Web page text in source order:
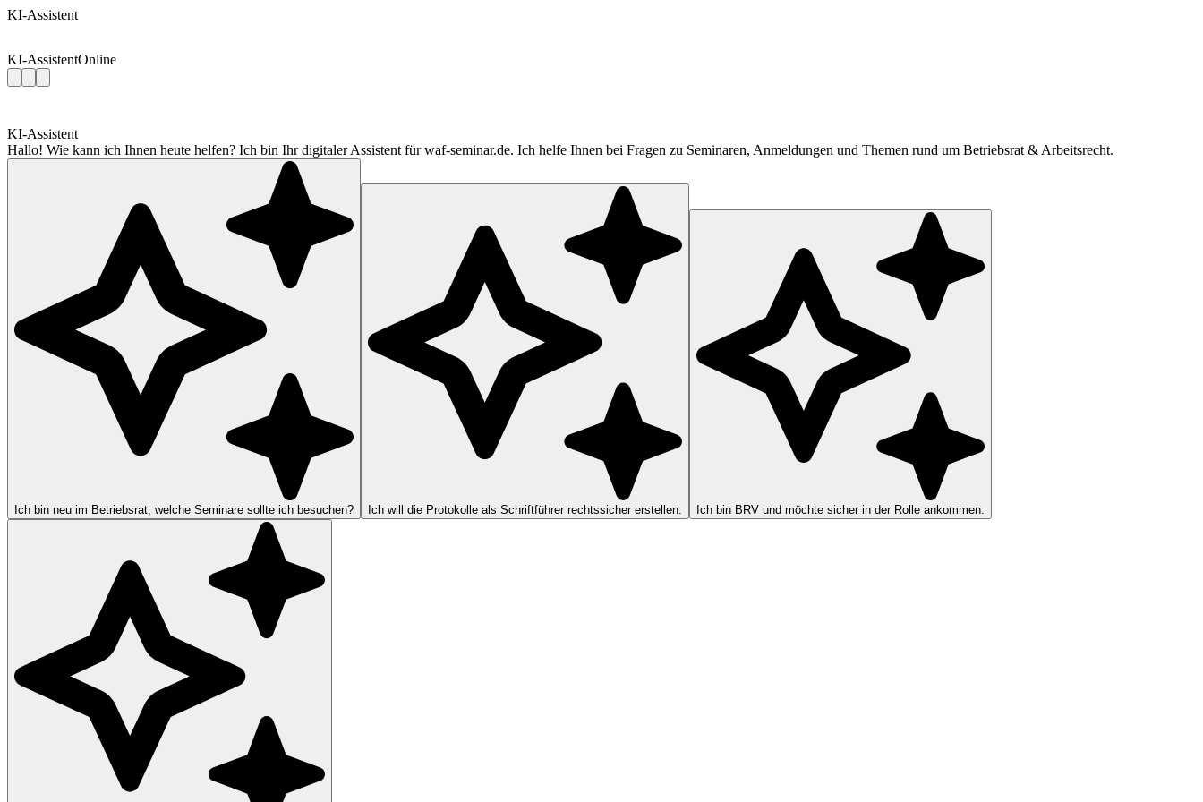
KI-Assistent
KI-AssistentOnline
KI-Assistent
Hallo! Wie kann ich Ihnen heute helfen? Ich bin Ihr digitaler Assistent für waf-seminar.de. Ich helfe Ihnen bei Fragen zu Seminaren, Anmeldungen und Themen rund um Betriebsrat & Arbeitsrecht.
Ich bin neu im Betriebsrat, welche Seminare sollte ich besuchen? Ich will die Protokolle als Schriftführer rechtssicher erstellen. Ich bin BRV und möchte sicher in der Rolle ankommen.